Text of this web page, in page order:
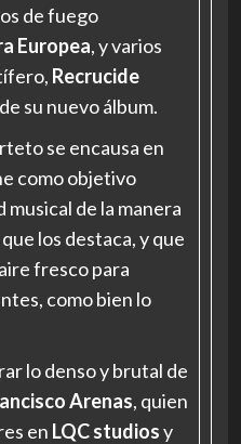
de fuego
Europea, y varios
Recrucide
su nuevo álbum.
se encausa en
como objetivo
de la manera
los destaca, y que
fresco para
como bien lo
lo denso y brutal de
Arenas, quien
en LQC studiosy